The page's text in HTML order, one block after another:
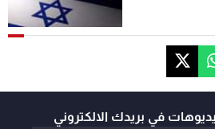
في بريدك الالكتروني